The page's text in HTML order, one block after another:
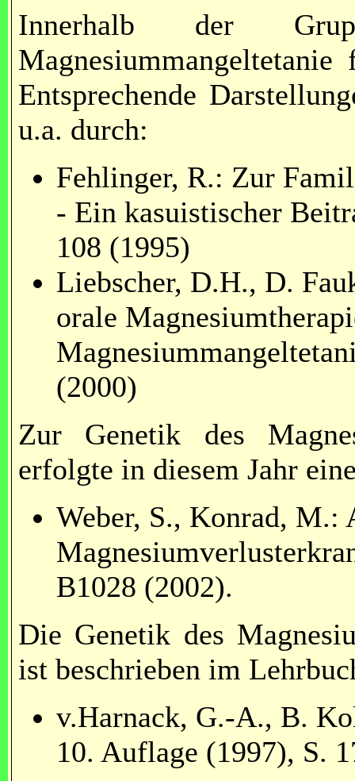
Innerhalb der
Entsprechende
u.a. durch:
Fehlinger, R.: Zur
- Ein kasuistischer
108 (1995)
Liebscher, D.H., D.
orale
(2000)
Zur Genetik des
erfolgte in diesem Jahr
Weber, S., Konrad, M.:
B1028 (2002).
Die Genetik des
ist beschrieben im
v.Harnack, G.-A., B.
10. Auflage (1997), S.